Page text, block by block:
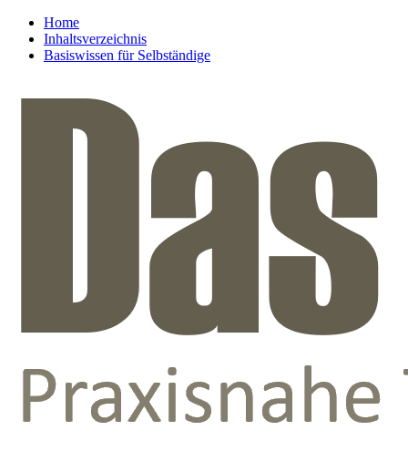
Home
Inhaltsverzeichnis
Basiswissen für Selbständige